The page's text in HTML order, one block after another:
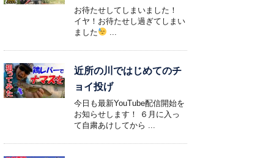
お待たせしてしまいました！
イヤ！お待たせし過ぎてしまい
ました
...
近所の川ではじめてのチ
ョイ投げ
今日も最新YouTube配信開始を
お知らせします！ ６月に入っ
て自粛あけしてから ...